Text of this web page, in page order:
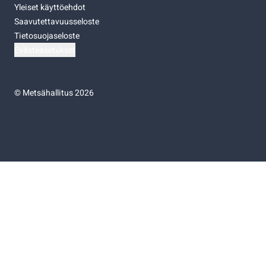
Yleiset käyttöehdot
Saavutettavuusseloste
Tietosuojaseloste
©Metsähallitus 2026